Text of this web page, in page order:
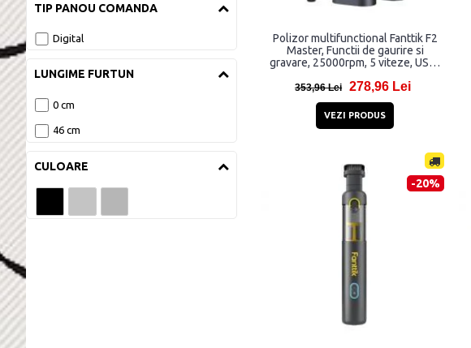
TIP PANOU COMANDA
Digital
LUNGIME FURTUN
0 cm
46 cm
CULOARE
Polizor multifunctional Fanttik F2
Master, Functii de gaurire si
gravare, 25000rpm, 5 viteze, USB-
353,96 Lei 278,96 Lei
VEZI PRODUS
-20%